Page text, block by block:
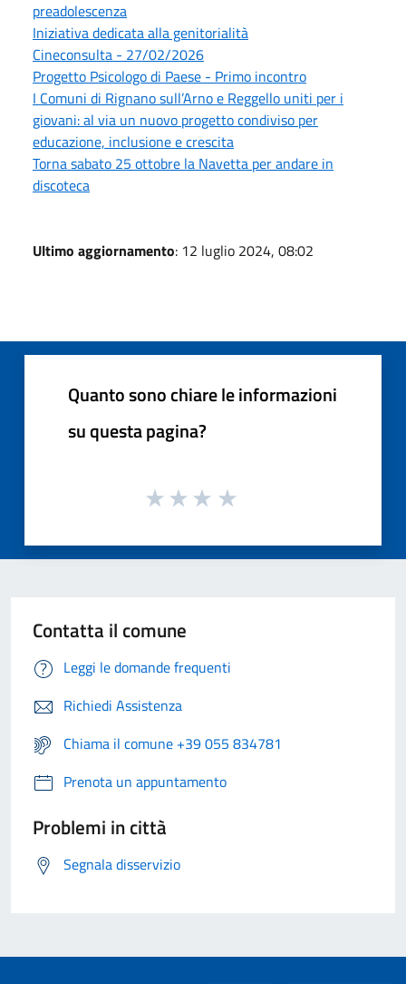
preadolescenza
Iniziativa dedicata alla genitorialità
Cineconsulta - 27/02/2026
Progetto Psicologo di Paese - Primo incontro
I Comuni di Rignano sull’Arno e Reggello uniti per i
giovani: al via un nuovo progetto condiviso per
educazione, inclusione e crescita
Torna sabato 25 ottobre la Navetta per andare in
discoteca
Ultimo aggiornamento: 12 luglio 2024, 08:02
Quanto sono chiare le informazioni
su questa pagina?
Contatta il comune
Leggi le domande frequenti
Richiedi Assistenza
Chiama il comune +39 055 834781
Prenota un appuntamento
Problemi in città
Segnala disservizio